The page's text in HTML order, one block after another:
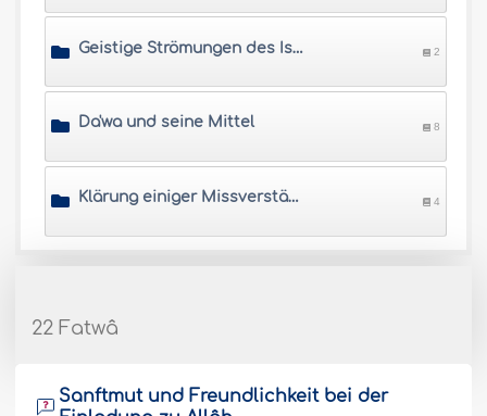
Geistige Strömungen des Islâm und seine Bewegungen 2
Da'wa und seine Mittel 8
Klärung einiger Missverständnisse über den Islâm 4
22 Fatwâ
Sanftmut und Freundlichkeit bei der